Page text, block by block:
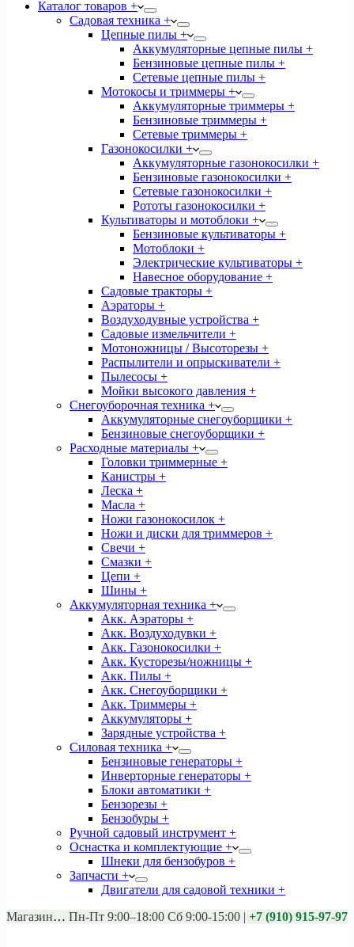
Каталог товаров +
Садовая техника +
Цепные пилы +
Аккумуляторные цепные пилы +
Бензиновые цепные пилы +
Сетевые цепные пилы +
Мотокосы и триммеры +
Аккумуляторные триммеры +
Бензиновые триммеры +
Сетевые триммеры +
Газонокосилки +
Аккумуляторные газонокосилки +
Бензиновые газонокосилки +
Сетевые газонокосилки +
Рототы газонокосилки +
Культиваторы и мотоблоки +
Бензиновые культиваторы +
Мотоблоки +
Электрические культиваторы +
Навесное оборудование +
Садовые тракторы +
Аэраторы +
Воздуходувные устройства +
Садовые измельчители +
Мотоножницы / Высоторезы +
Распылители и опрыскиватели +
Пылесосы +
Мойки высокого давления +
Снегоуборочная техника +
Аккумуляторные снегоуборщики +
Бензиновые снегоуборщики +
Расходные материалы +
Головки триммерные +
Канистры +
Леска +
Масла +
Ножи газонокосилок +
Ножи и диски для триммеров +
Свечи +
Смазки +
Цепи +
Шины +
Аккумуляторная техника +
Акк. Аэраторы +
Акк. Воздуходувки +
Акк. Газонокосилки +
Акк. Кусторезы/ножницы +
Акк. Пилы +
Акк. Снегоуборщики +
Акк. Триммеры +
Аккумуляторы +
Зарядные устройства +
Силовая техника +
Бензиновые генераторы +
Инверторные генераторы +
Блоки автоматики +
Бензорезы +
Бензобуры +
Ручной садовый инструмент +
Оснастка и комплектующие +
Шнеки для бензобуров +
Запчасти +
Двигатели для садовой техники +
Магазины: Калуга ул. Московская д.113
Пн-Пт 9:00–18:00 Сб 9:00-15:00 | +7 (910) 915-97-97